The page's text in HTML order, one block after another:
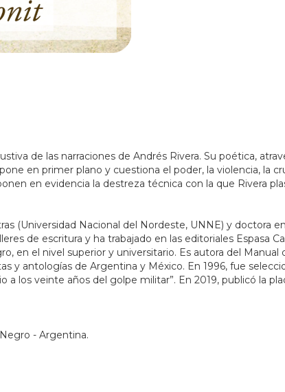
de las narraciones de Andrés Rivera. Su poética,
en primer plano y cuestiona el poder, la violencia, la
en evidencia la destreza técnica con la que Rivera
(Universidad Nacional del Nordeste, UNNE) y doctora
de escritura y ha trabajado en las editoriales Espasa
en el nivel superior y universitario. Es autora del
y antologías de Argentina y México. En 1996, fue
a los veinte años del golpe militar”. En 2019, publicó la
- Argentina.